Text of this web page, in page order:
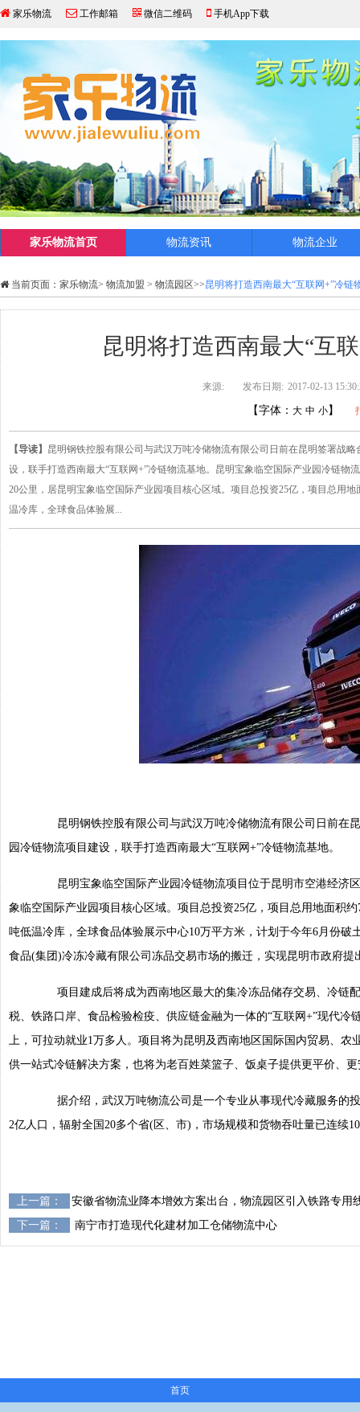
家乐物流 工作邮箱 微信二维码 手机App下载
家乐物流首页 物流资讯 物流企业
当前页面： 家乐物流> 物流加盟 > 物流园区>>昆明将打造西南最大“互联网+”冷链
昆明将打造西南最大“互
来源: 发布日期: 2017-02-13
【字体： 大 中 小】
【导读】 昆明钢铁控股有限公司与武汉万吨冷储物流有限公司日前在昆明签署战
设，联手打造西南最大“互联网+”冷链物流基地。昆明宝象临空国际产业园冷链物
20公里，居昆明宝象临空国际产业园项目核心区域。项目总投资25亿，项目总用
温冷库，全球食品体验展...
昆明钢铁控股有限公司与武汉万吨冷储物流有限公司日前在
园冷链物流项目建设，联手打造西南最大“互联网+”冷链物流基地。
昆明宝象临空国际产业园冷链物流项目位于昆明市空港经济区
象临空国际产业园项目核心区域。项目总投资25亿，项目总用地面积
吨低温冷库，全球食品体验展示中心10万平方米，计划于今年6月份破
食品(集团)冷冻冷藏有限公司冻品交易市场的搬迁，实现昆明市政府
项目建成后将成为西南地区最大的集冷冻品储存交易、冷链
税、铁路口岸、食品检验检疫、供应链金融为一体的“互联网+”现代冷
上，可拉动就业1万多人。项目将为昆明及西南地区国际国内贸易、
供一站式冷链解决方案，也将为老百姓菜篮子、饭桌子提供更平价、
据介绍，武汉万吨物流公司是一个专业从事现代冷藏服务的投
2亿人口，辐射全国20多个省(区、市)，市场规模和货物吞吐量已连续
上一篇：
安徽省物流业降本增效方案出台，物流园区引入铁路专用
下一篇：
南宁市打造现代化建材加工仓储物流中心
首页